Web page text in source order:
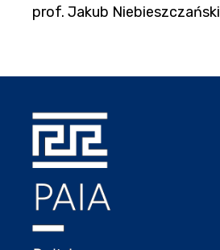
prof. Jakub Niebieszczański